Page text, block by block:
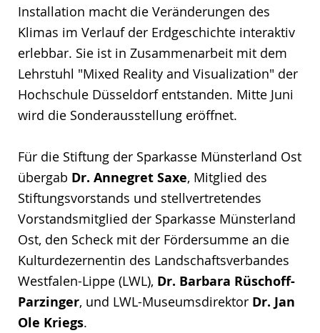
Installation macht die Veränderungen des
Klimas im Verlauf der Erdgeschichte interaktiv
erlebbar. Sie ist in Zusammenarbeit mit dem
Lehrstuhl "Mixed Reality and Visualization" der
Hochschule Düsseldorf entstanden. Mitte Juni
wird die Sonderausstellung eröffnet.
Für die Stiftung der Sparkasse Münsterland Ost
übergab Dr. Annegret Saxe, Mitglied des
Stiftungsvorstands und stellvertretendes
Vorstandsmitglied der Sparkasse Münsterland
Ost, den Scheck mit der Fördersumme an die
Kulturdezernentin des Landschaftsverbandes
Westfalen-Lippe (LWL), Dr. Barbara Rüschoff-
Parzinger, und LWL-Museumsdirektor Dr. Jan
Ole Kriegs.